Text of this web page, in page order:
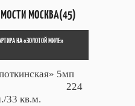
МОСКВА(45)
НА «ЗОЛОТОЙ МИЛЕ»
5мп
224
33 кв.м.